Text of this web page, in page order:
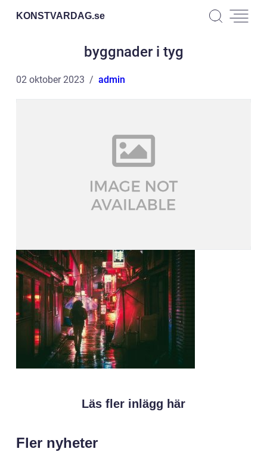
KONSTVARDAG.se
byggnader i tyg
02 oktober 2023 admin
Läs fler inlägg här
Fler nyheter